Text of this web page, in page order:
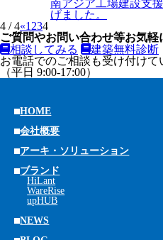
南アジア工場建設支
げました。
4 / 4«1 234
ご質問やお問い合わせ等お気軽
相談してみる
建築無料診断
お電話でのご相談も受け付けて
（平日 9:00-17:00）
HOME
会社概要
アーキ・ソリューション
ブランド
HiLant
WareRise
upHUB
NEWS